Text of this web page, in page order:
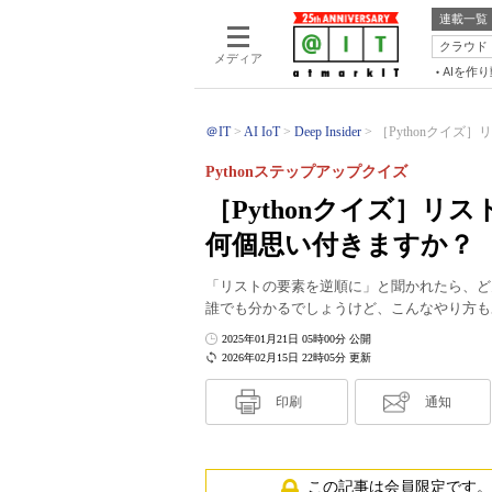
メディア
連載一覧
クラウド
AIを作
＠IT AI IoT Deep Insider ［Pythonクイズ］
［Pythonクイズ］リ
何個思い付きますか？
Pythonステップアップクイズ
「リストの要素を逆順に」と聞かれたら
誰でも分かるでしょうけど、こんなやり方
2026年02月15日 22時05分 更新
2025年01月21日 05時00分 公開
印刷 通知
この記事は会員限定です。